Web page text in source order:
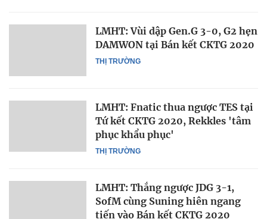
THỊ TRƯỜNG
LMHT: Vùi dập Gen.G 3-0, G2 hẹn
DAMWON tại Bán kết CKTG 2020
THỊ TRƯỜNG
LMHT: Fnatic thua ngược TES tại
Tứ kết CKTG 2020, Rekkles 'tâm
phục khẩu phục'
LMHT: Thắng ngược JDG 3-1,
SofM cùng Suning hiên ngang
tiến vào Bán kết CKTG 2020